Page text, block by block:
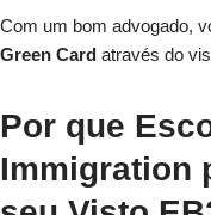
Com um bom advogado,
Green Card através do
Por que
Immigration